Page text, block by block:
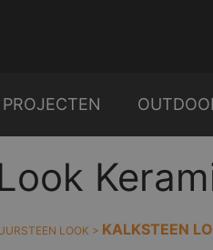
PROJECTEN
LOOK > KALKSTEEN